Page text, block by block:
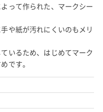
って作られた、マークシー
や紙が汚れにくいのもメリ
いるため、はじめてマーク
です。